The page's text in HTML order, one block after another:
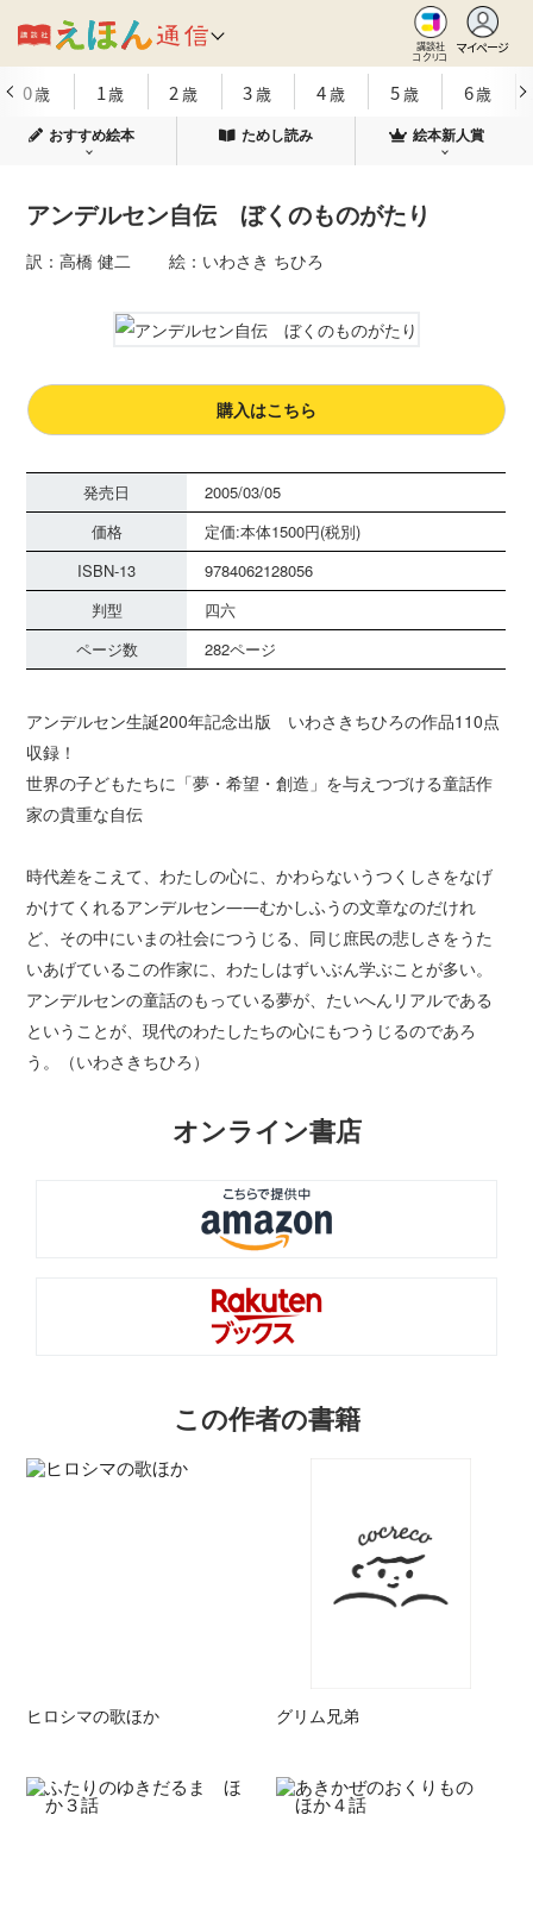
講談社
コクリコ
マイページ
0歳 1歳 2 歳 3歳 4歳 5歳 6歳
おすすめ絵本 ためし読み 絵本新人賞
アンデルセン自伝 ぼくのものがたり
訳：高橋 健二 絵：いわさき ちひろ
購入はこちら
発売日
2005/03/05
価格
定価:本体1500円(税別)
ISBN-13
9784062128056
判型
四六
ページ数
282ページ
アンデルセン生誕200年記念出版 いわさきちひろの作品110点
収録！
世界の子どもたちに「夢・希望・創造」を与えつづける童話作
家の貴重な自伝
時代差をこえて、わたしの心に、かわらないうつくしさをなげ
かけてくれるアンデルセン――むかしふうの文章なのだけれ
ど、その中にいまの社会につうじる、同じ庶民の悲しさをうた
いあげているこの作家に、わたしはずいぶん学ぶことが多い。
アンデルセンの童話のもっている夢が、たいへんリアルである
ということが、現代のわたしたちの心にもつうじるのであろ
う。（いわさきちひろ）
オンライン書店
この作者の書籍
ヒロシマの歌ほか グリム兄弟